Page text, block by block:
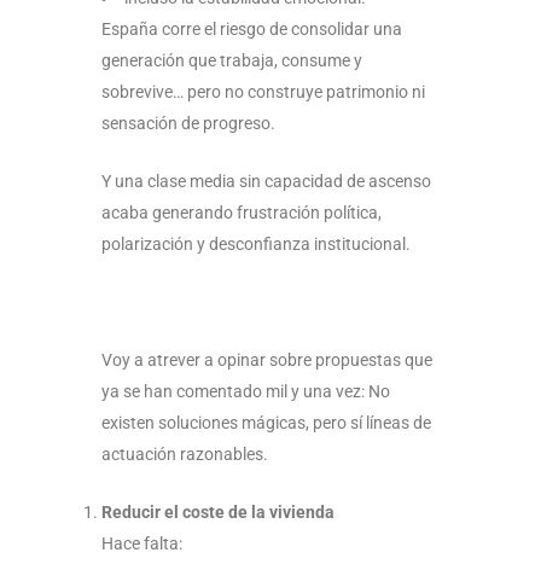
España corre el riesgo de consolidar una
generación que trabaja, consume y
sobrevive… pero no construye patrimonio ni
sensación de progreso.
Y una clase media sin capacidad de ascenso
acaba generando frustración política,
polarización y desconfianza institucional.
Voy a atrever a opinar sobre propuestas que
ya se han comentado mil y una vez: No
existen soluciones mágicas, pero sí líneas de
actuación razonables.
Reducir el coste de la vivienda
Hace falta: